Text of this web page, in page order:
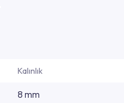
Kalınlık
8 mm